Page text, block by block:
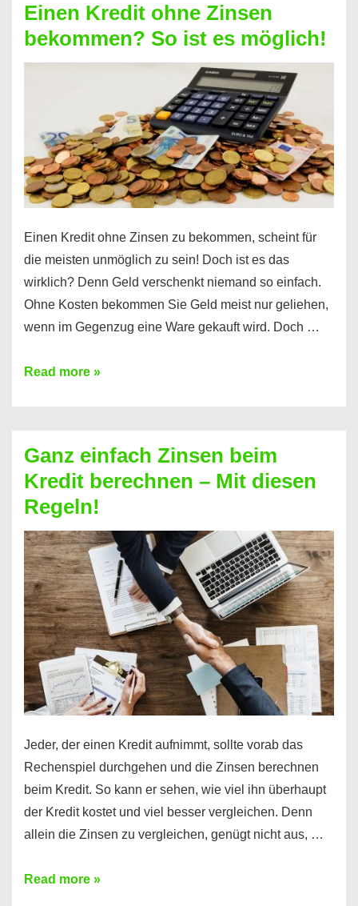
Festvertrag
für
jeden
erfahren
Sie
es
Einen Kredit ohne Zinsen
bekommen? So ist es möglich!
Einen Kredit ohne Zinsen zu bekommen, scheint für
die meisten unmöglich zu sein! Doch ist es das
wirklich? Denn Geld verschenkt niemand so einfach.
Ohne Kosten bekommen Sie Geld meist nur geliehen,
wenn im Gegenzug eine Ware gekauft wird. Doch …
Einen
bekommen?
So
ist
es
möglich!
Read more »
Ganz einfach Zinsen beim
Kredit berechnen – Mit diesen
Regeln!
Jeder, der einen Kredit aufnimmt, sollte vorab das
Rechenspiel durchgehen und die Zinsen berechnen
beim Kredit. So kann er sehen, wie viel ihn überhaupt
der Kredit kostet und viel besser vergleichen. Denn
allein die Zinsen zu vergleichen, genügt nicht aus, …
Ganz
Read more »